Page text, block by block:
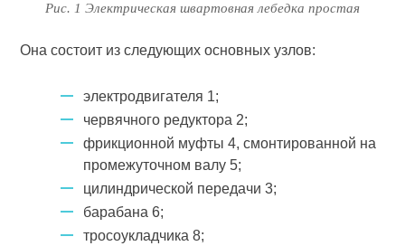
Рис. 1 Электрическая швартовная лебедка простая
Она состоит из следующих основных узлов:
электродвигателя 1;
червячного редуктора 2;
фрикционной муфты 4, смонтированной на
промежуточном валу 5;
цилиндрической передачи 3;
барабана 6;
тросоукладчика 8;